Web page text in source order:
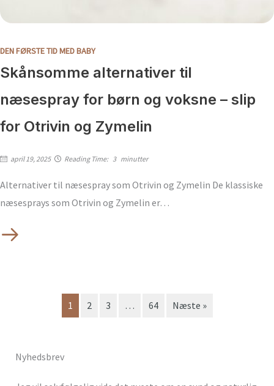
DEN FØRSTE TID MED BABY
Skånsomme alternativer til
næsespray for børn og voksne – slip
for Otrivin og Zymelin
april 19, 2025 Reading Time: 3 minutter
Alternativer til næsespray som Otrivin og Zymelin De klassiske
næsesprays som Otrivin og Zymelin er…
1 2 3 … 64 Næste »
Nyhedsbrev